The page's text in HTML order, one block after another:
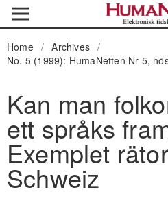
Home / Archives /
No. 5 (1999): HumaNetten Nr 5,
Kan man
ett språks
Exemplet
Schweiz